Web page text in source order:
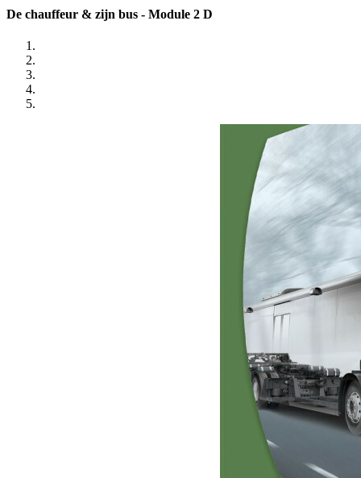
De chauffeur & zijn bus - Module 2 D